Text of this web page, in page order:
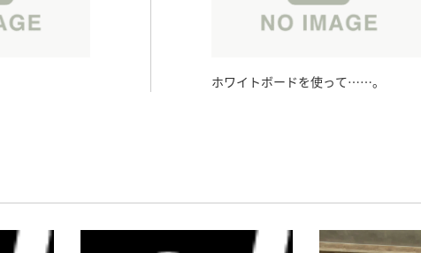
ホワイトボードを使って……。